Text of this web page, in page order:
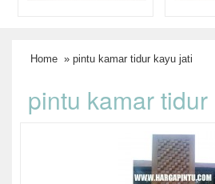
Home » pintu kamar tidur kayu jati
pintu kamar tidur